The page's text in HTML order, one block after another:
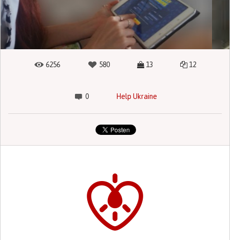
6256 580 13 12
0 Help Ukraine